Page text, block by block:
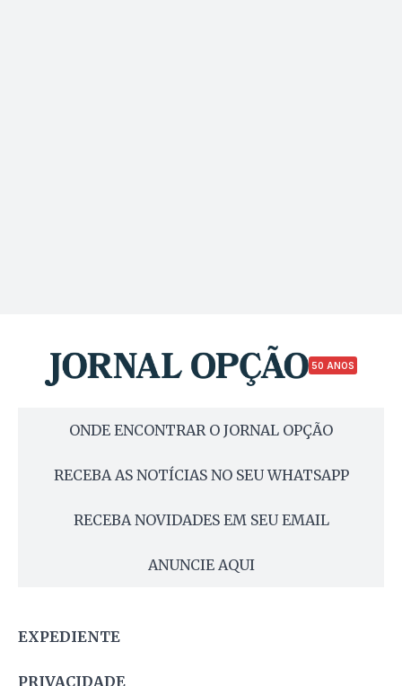
50 ANOS
ONDE ENCONTRAR O JORNAL OPÇÃO
RECEBA AS NOTÍCIAS NO SEU WHATSAPP
RECEBA NOVIDADES EM SEU EMAIL
ANUNCIE AQUI
EXPEDIENTE
PRIVACIDADE